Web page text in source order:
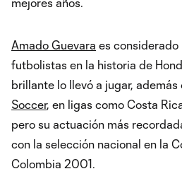
Amado Guevara es considerado
futbolistas en la historia de
brillante lo llevó a jugar, además
Soccer, en ligas como Costa
pero su actuación más
con la selección nacional en la
Colombia 2001.